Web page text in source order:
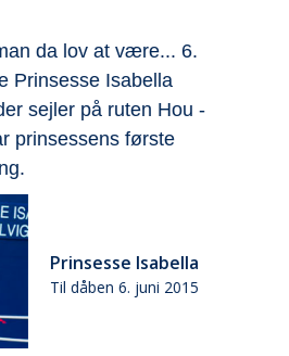
da lov at være... 6.
Prinsesse Isabella
sejler på ruten Hou -
prinsessens første
Prinsesse Isabella
Til dåben 6. juni 2015